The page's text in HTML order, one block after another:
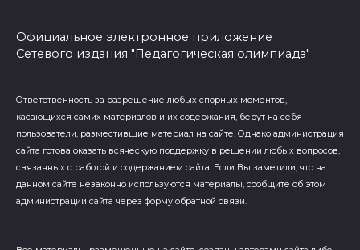
Официальное электронное приложение
Сетевого издания "Педагогическая олимпиада"
Ответственность за разрешение любых спорных моментов,
касающихся самих материалов и их содержания, берут на себя
пользователи, разместившие материал на сайте. Однако администрация
сайта готова оказать всяческую поддержку в решении любых вопросов,
связанных с работой и содержанием сайта. Если Вы заметили, что на
данном сайте незаконно используются материалы, сообщите об этом
администрации сайта через форму обратной связи.